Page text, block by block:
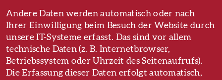
Andere Daten werden automatisch oder nach
Ihrer Einwilligung beim Besuch der Website durch
unsere IT-Systeme erfasst. Das sind vor allem
technische Daten (z. B. Internetbrowser,
Betriebssystem oder Uhrzeit des Seitenaufrufs).
Die Erfassung dieser Daten erfolgt automatisch,